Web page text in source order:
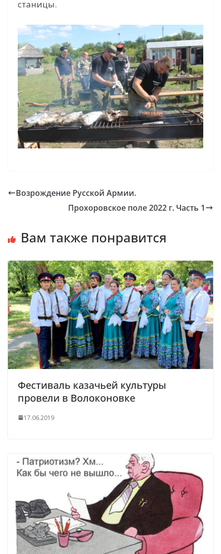
станицы.
Возрождение Русской Армии.
Прохоровское поле 2022 г. Часть 1
Вам также понравится
Фестиваль казачьей культуры
провели в Волоконовке
17.06.2019